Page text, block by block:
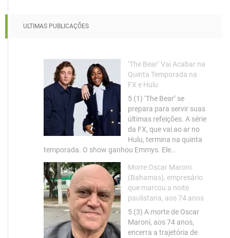
ULTIMAS PUBLICAÇÕES
‘The Bear’ Vai Acabar na
Quinta Temporada na
FX e Hulu
5 (1) ‘The Bear’ se
prepara para servir suas
últimas refeições. A série
da FX, que vai ao ar no
Hulu, termina na quinta
temporada. O show ganhou Emmys. Ele...
Morre Oscar Maroni
(Bahamas), empresário
que marcou a noite
paulistana, aos 74 anos
5 (3) A morte de Oscar
Maroni, aos 74 anos,
encerra a trajetória de